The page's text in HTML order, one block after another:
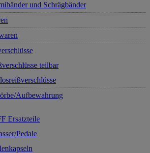
und Schrägbänder
teilbar
Aufbewahrung
Ersatzteile
Pedale